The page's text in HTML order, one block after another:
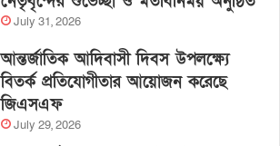
July 31, 2026
আন্তর্জাতিক আদিবাসী দিবস উপলক্ষ্যে
বিতর্ক প্রতিযোগীতার আয়োজন করেছে
জিএসএফ
July 29, 2026